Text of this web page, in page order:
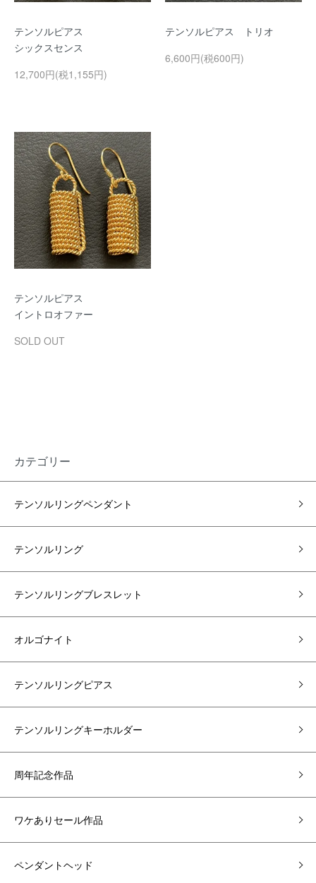
テンソルピアス
シックスセンス
12,700円(税1,155円)
テンソルピアス トリオ
6,600円(税600円)
テンソルピアス
イントロオファー
SOLD OUT
カテゴリー
テンソルリングペンダント
テンソルリング
テンソルリングブレスレット
オルゴナイト
テンソルリングピアス
テンソルリングキーホルダー
周年記念作品
ワケありセール作品
ペンダントヘッド